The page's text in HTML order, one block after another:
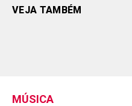
VEJA TAMBÉM
MÚSICA